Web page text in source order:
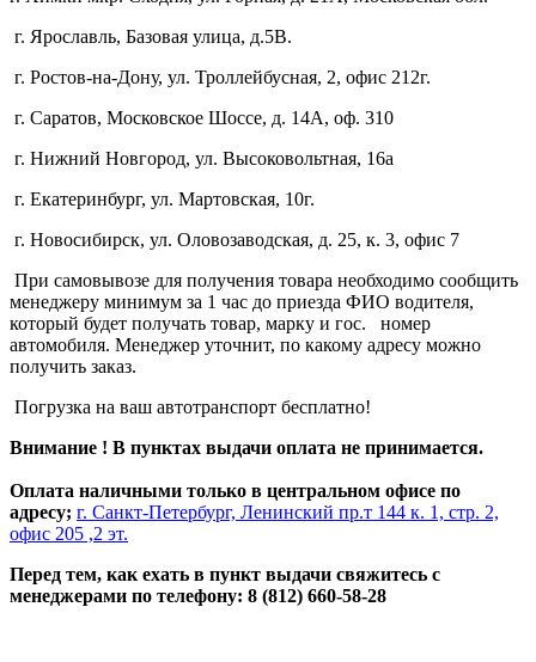
г. Ярославль, Базовая улица, д.5В.
г. Ростов-на-Дону, ул. Троллейбусная, 2, офис 212г.
г. Саратов, Московское Шоссе, д. 14А, оф. 310
г. Нижний Новгород, ул. Высоковольтная, 16а
г. Екатеринбург, ул. Мартовская, 10г.
г. Новосибирск, ул. Оловозаводская, д. 25, к. 3, офис 7
При самовывозе для получения товара необходимо сообщить
менеджеру минимум за 1 час до приезда ФИО водителя,
который будет получать товар, марку и гос. номер
автомобиля. Менеджер уточнит, по какому адресу можно
получить заказ.
Погрузка на ваш автотранспорт бесплатно!
Внимание ! В пунктах выдачи оплата не принимается.
Оплата наличными только в центральном офисе по
адресу; г. Санкт-Петербург, Ленинский пр.т 144 к. 1, стр. 2,
офис 205 ,2 эт.
Перед тем, как ехать в пункт выдачи свяжитесь с
менеджерами по телефону: 8 (812) 660-58-28